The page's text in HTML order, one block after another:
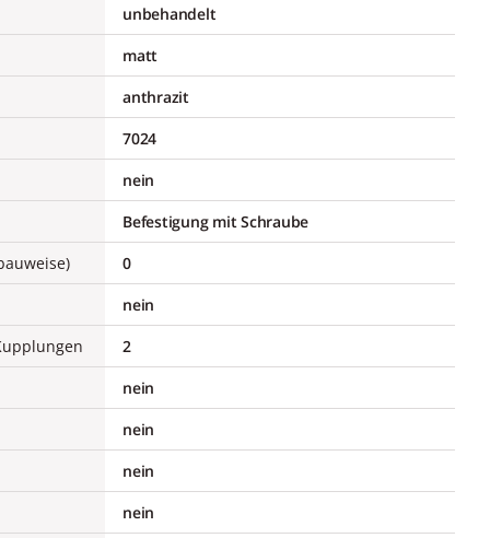
unbehandelt
matt
anthrazit
7024
nein
Befestigung mit Schraube
0
nein
2
nein
nein
nein
nein